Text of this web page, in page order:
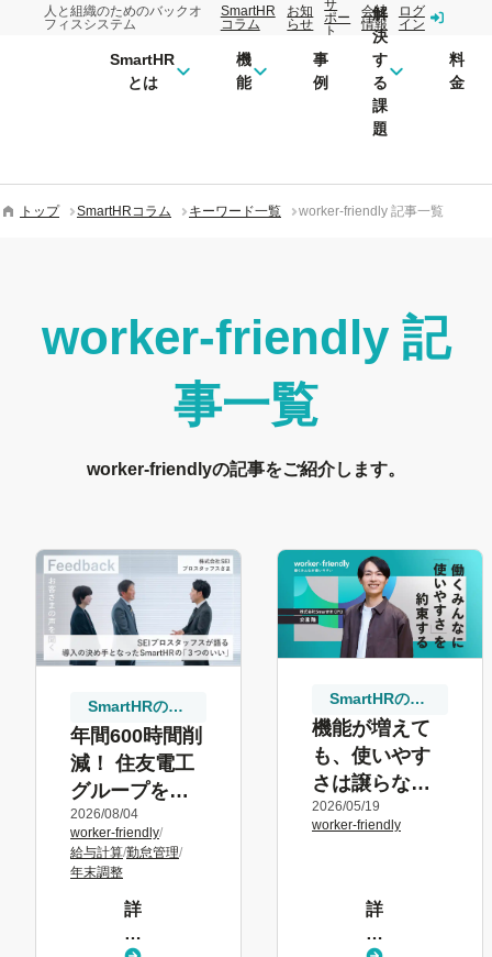
人と組織のためのバックオ
フィスシステム
SmartHR
コラム
お知
らせ
サ
ポー
ト
会社
情報
ログ
イン
SmartHR
とは
機
能
事
例
解
決
す
る
課
題
料
金
トップ SmartHRコラム キーワード一覧 worker-friendly 記事一覧
worker-friendly 記
事一覧
worker-friendlyの記事をご紹介します。
SmartHRの取
り組み
年間600時間削
減！ 住友電工
グループを支
えるSEIプロス
タッフスの年
末調整電子化
とSmartHR活
2026/08/04
worker-friendly/
給与計算/勤怠管理/
年末調整
詳
し
SmartHRの取
り組み
機能が増えて
も、使いやす
さは譲らな
い。ユーザー
起点の
2026/05/19
worker-friendly
詳
し